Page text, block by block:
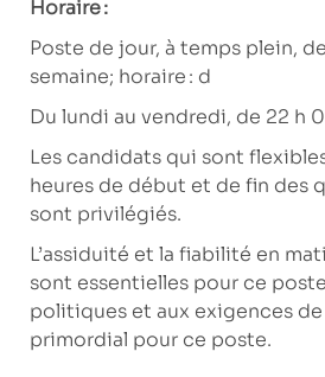
Horaire :
Poste de jour, à temps plein,
semaine; horaire : d
Du lundi au vendredi, de 22 h
Les candidats qui sont
heures de début et de fin des
sont privilégiés.
L’assiduité et la fiabilité en
sont essentielles pour ce
politiques et aux exigences
primordial pour ce poste.